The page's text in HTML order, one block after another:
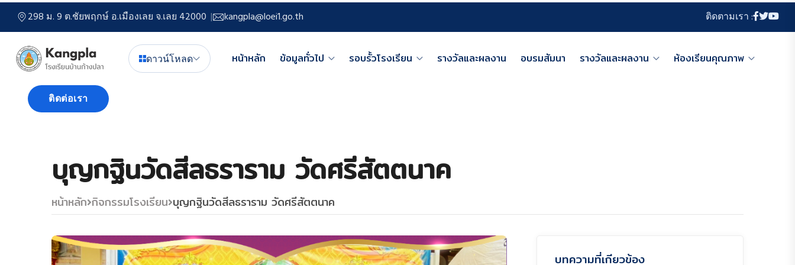
298 ม. 9 ต.ชัยพฤกษ์ อ.เมืองเลย จ.เลย 42000 kangpla@loei1.go.th ติดตามเรา :
ดาวน์โหลด หน้าหลัก ข้อมูลทั่วไป รอบรั้วโรงเรียน รางวัลและผลงาน อบรมสัมนา รางวัลและผลงาน ห้องเรียนคุณภาพ
ติดต่อเรา
บุญกฐินวัดสีลธราราม วัดศรีสัตตนาค
หน้าหลัก กิจกรรมโรงเรียน บุญกฐินวัดสีลธราราม วัดศรีสัตตนาค
บทความที่เกียวข้อง